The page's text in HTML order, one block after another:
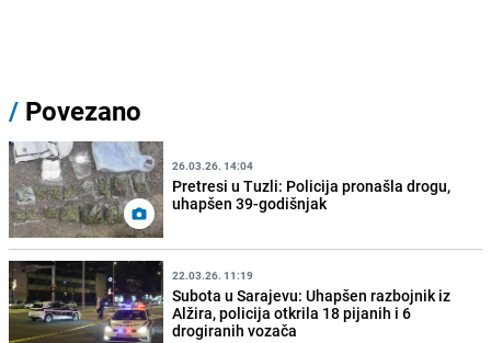
/ Povezano
26.03.26. 14:04
Pretresi u Tuzli: Policija pronašla drogu,
uhapšen 39-godišnjak
22.03.26. 11:19
Subota u Sarajevu: Uhapšen razbojnik iz
Alžira, policija otkrila 18 pijanih i 6
drogiranih vozača